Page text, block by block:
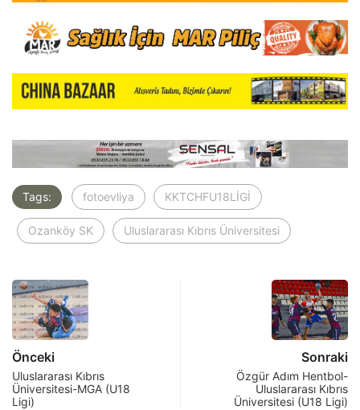
Tags: fotoevliya KKTCHFU18LİGİ
Ozanköy SK Uluslararası Kıbrıs Üniversitesi
Önceki
Uluslararası Kıbrıs
Üniversitesi-MGA (U18
Ligi)
Sonraki
Özgür Adım Hentbol-
Uluslararası Kıbrıs
Üniversitesi (U18 Ligi)